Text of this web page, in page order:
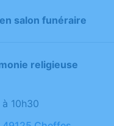
salon funéraire
religieuse
à 10h30